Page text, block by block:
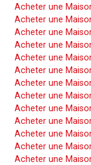
Acheter une
Acheter une
Acheter une
Acheter une
Acheter une
Acheter une
Acheter une
Acheter une
Acheter une
Acheter une
Acheter une
Acheter une
Acheter une